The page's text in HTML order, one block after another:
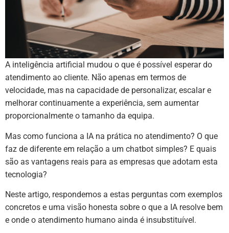
A inteligência artificial mudou o que é possível esperar do
atendimento ao cliente. Não apenas em termos de
velocidade, mas na capacidade de personalizar, escalar e
melhorar continuamente a experiência, sem aumentar
proporcionalmente o tamanho da equipa.
Mas como funciona a IA na prática no atendimento? O que
faz de diferente em relação a um chatbot simples? E quais
são as vantagens reais para as empresas que adotam esta
tecnologia?
Neste artigo, respondemos a estas perguntas com exemplos
concretos e uma visão honesta sobre o que a IA resolve bem
e onde o atendimento humano ainda é insubstituível.